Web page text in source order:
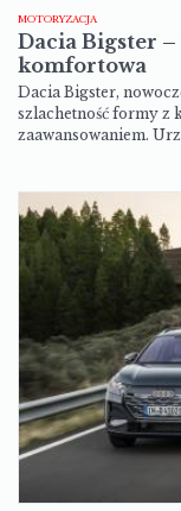
MOTORYZACJA
Dacia Bigster
komfortowa
Dacia Bigster,
szlachetność formy z
zaawansowaniem.